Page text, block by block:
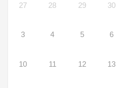
27 28 29 30
3 4 5 6
10 11 12 13